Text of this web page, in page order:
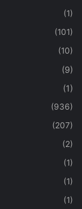
(1)
(101)
(10)
(9)
(1)
(936)
(207)
(2)
(1)
(1)
(1)